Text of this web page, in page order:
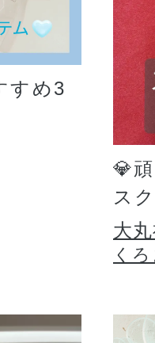
すめ3
💎
ス
大
く